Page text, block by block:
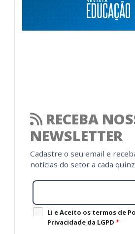
RECEBA
NEWSLETTER
Cadastre o seu email e
notícias do setor a cada
Li e Aceito os termos de
Privacidade da LGPD *